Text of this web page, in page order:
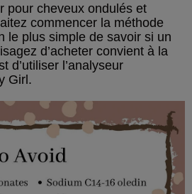
pour cheveux ondulés et
commencer la méthode
le plus simple de savoir si un
d’acheter convient à la
d’utiliser l’analyseur
Girl.